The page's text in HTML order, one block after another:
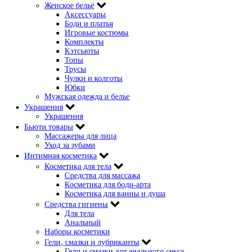
Женское бельё
Аксессуары
Боди и платья
Игровые костюмы
Комплекты
Кэтсьюты
Топы
Трусы
Чулки и колготы
Юбки
Мужская одежда и белье
Украшения
Украшения
Бьюти товары
Массажеры для лица
Уход за зубами
Интимная косметика
Косметика для тела
Средства для массажа
Косметика для боди-арта
Косметика для ванны и душа
Средства гигиены
Для тела
Анальный
Наборы косметики
Гели‚ смазки и лубриканты